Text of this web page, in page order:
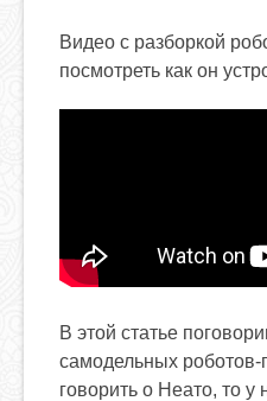
Видео с разборкой
посмотреть как он
В этой статье
самодельных
говорить о Неато, то у